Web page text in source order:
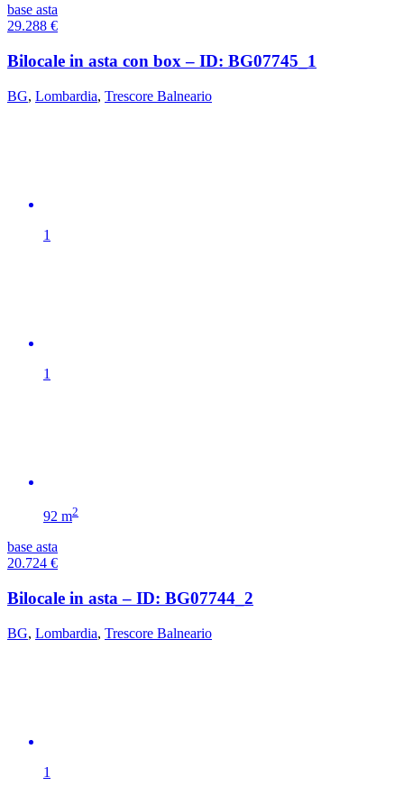
base asta
29.288 €
Bilocale in asta con box – ID: BG07745_1
BG, Lombardia, Trescore Balneario
1
1
92 m2
base asta
20.724 €
Bilocale in asta – ID: BG07744_2
BG, Lombardia, Trescore Balneario
1